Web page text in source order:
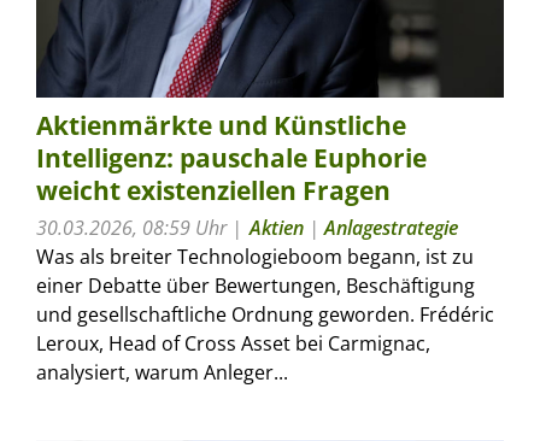
Aktienmärkte und Künstliche
Intelligenz: pauschale Euphorie
weicht existenziellen Fragen
30.03.2026, 08:59 Uhr Aktien |Anlagestrategie
Was als breiter Technologieboom begann, ist zu
einer Debatte über Bewertungen, Beschäftigung
und gesellschaftliche Ordnung geworden. Frédéric
Leroux, Head of Cross Asset bei Carmignac,
analysiert, warum Anleger...